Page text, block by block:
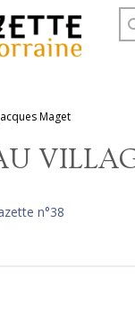
Maget
n°38